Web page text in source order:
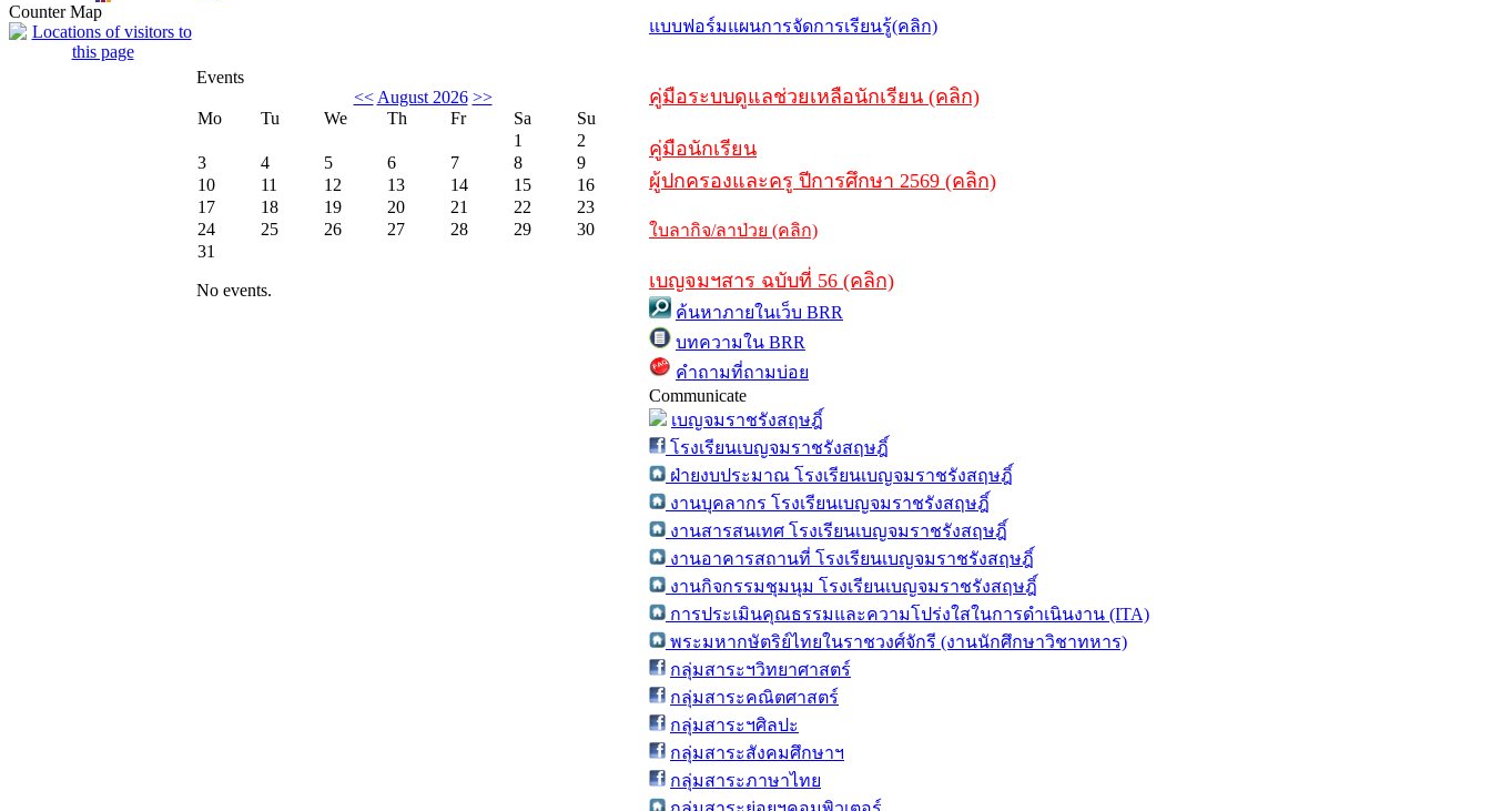
Counter Map
Events
<< August 2026 >>
Mo
Tu We Th Fr Sa
Su
1
2
3
4 5 6 7 8
9
10
11 12 13 14 15
16
17
18 19 20 21 22
23
24
25 26 27 28 29
30
31
No events.
แบบฟอร์มแผนการจัดการเรียนรู้(คลิก)
คู่มือระบบดูแลช่วยเหลือนักเรียน (คลิก)
คู่มือนักเรียน
ผู้ปกครองและครู ปีการศึกษา 2569 (คลิก)
ใบลากิจ/ลาป่วย (คลิก)
เบญจมฯสาร ฉบับที่ 56 (คลิก)
ค้นหาภายในเว็บ BRR
บทความใน BRR
คำถามที่ถามบ่อย
Communicate
เบญจมราชรังสฤษฎิ์
โรงเรียนเบญจมราชรังสฤษฎิ์
ฝ่ายงบประมาณ โรงเรียนเบญจมราชรังสฤษฎิ์
งานบุคลากร โรงเรียนเบญจมราชรังสฤษฎิ์
งานสารสนเทศ โรงเรียนเบญจมราชรังสฤษฎิ์
งานอาคารสถานที่ โรงเรียนเบญจมราชรังสฤษฎิ์
งานกิจกรรมชุมนุม โรงเรียนเบญจมราชรังสฤษฎิ์
การประเมินคุณธรรมและความโปร่งใสในการดำเนินงาน (ITA)
พระมหากษัตริย์ไทยในราชวงศ์จักรี (งานนักศึกษาวิชาทหาร)
กลุ่มสาระฯวิทยาศาสตร์
กลุ่มสาระคณิตศาสตร์
กลุ่มสาระฯศิลปะ
กลุ่มสาระสังคมศึกษาฯ
กลุ่มสาระภาษาไทย